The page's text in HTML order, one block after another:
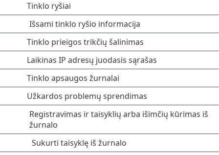
Tinklo ryšiai
Išsami tinklo ryšio informacija
Tinklo prieigos trikčių šalinimas
Laikinas IP adresų juodasis sąrašas
Tinklo apsaugos žurnalai
Užkardos problemų sprendimas
Registravimas ir taisyklių arba išimčių kūrimas iš
žurnalo
Sukurti taisyklę iš žurnalo